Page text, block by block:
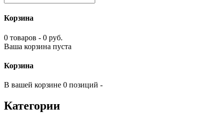
Корзина
0 товаров - 0 руб.
Ваша корзина пуста
Корзина
В вашей корзине 0 позиций -
Категории